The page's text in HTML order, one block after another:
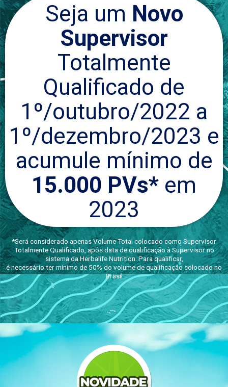
Seja um Novo
Supervisor
Totalmente
Qualificado de
1º/outubro/2022 a
1º/dezembro/2023 e
acumule mínimo de
15.000 PVs* em
2023
*Será considerado apenas Volume Total colocado como Supervisor
Totalmente Qualificado, após data de qualificação à Supervisor no
sistema da Herbalife Nutrition. Para qualificar,
é necessário ter mínimo de 50% do volume de qualificação colocado no
Brasil